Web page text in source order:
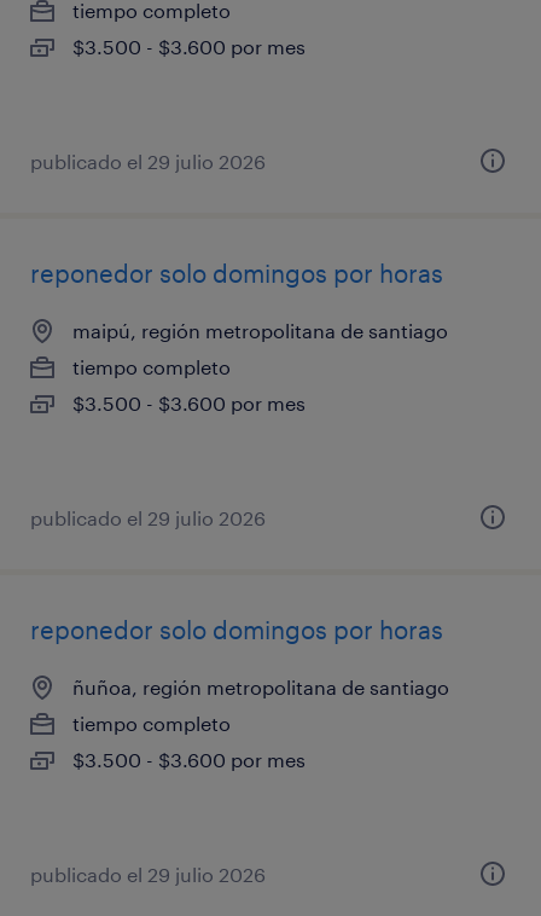
tiempo completo
$3.500 - $3.600 por mes
publicado el 29 julio 2026
reponedor solo domingos por horas
maipú, región metropolitana de santiago
tiempo completo
$3.500 - $3.600 por mes
publicado el 29 julio 2026
reponedor solo domingos por horas
ñuñoa, región metropolitana de santiago
tiempo completo
$3.500 - $3.600 por mes
publicado el 29 julio 2026